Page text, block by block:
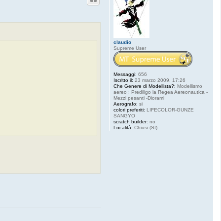
claudio
Supreme User
Messaggi: 656
Iscritto il: 23 marzo 2009, 17:26
Che Genere di Modellista?: Modellismo
aereo : Prediligo la Regea Aereonautica -
Mezzi pesanti -Diorami
Aerografo: si
colori preferiti: LIFECOLOR-GUNZE
SANGYO
scratch builder: no
Località: Chiusi (SI)